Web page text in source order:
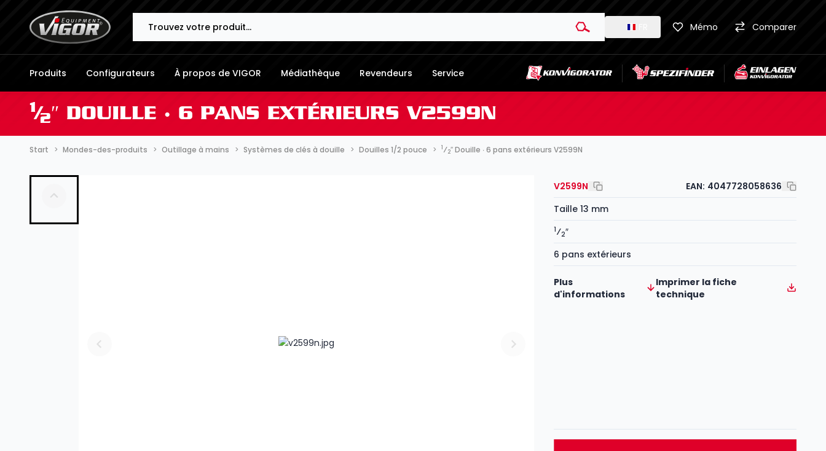
Mémo Comparer
Produits Configurateurs À propos de VIGOR Médiathèque Revendeurs Service
1⁄2″ DOUILLE ∙ 6 PANS EXTÉRIEURS V2599N
Start Mondes-des-produits Outillage à mains Systèmes de clés à douille Douilles 1/2 pouce 1⁄2″ Douille ∙ 6 pans extérieurs V2599N
V2599N EAN: 4047728058636
Taille 13 mm
1⁄2″
6 pans extérieurs
Plus
d'informations
Imprimer la fiche
technique